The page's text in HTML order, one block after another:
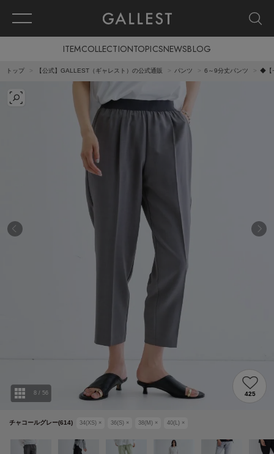
ITEMCOLLECTIONTOPICSNEWSBLOG
トップ 【公式】GALLEST（ギャレスト）の公式通販 パンツ 6～9分丈パンツ ◆【
チャコールグレー(614) 34(XS) × 36(S) × 38(M) × 40(L) ×
8 / 56 425